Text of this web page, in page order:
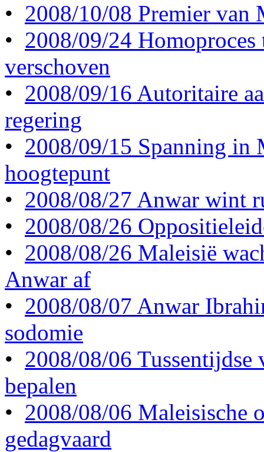
• 2008/10/08 Premier van
• 2008/09/24
verschoven
• 2008/09/16 Autoritaire
regering
• 2008/09/15 Spanning in
hoogtepunt
• 2008/08/27 Anwar wint
• 2008/08/26
• 2008/08/26 Maleisië
Anwar af
• 2008/08/07 Anwar
sodomie
• 2008/08/06
bepalen
• 2008/08/06 Maleisische
gedagvaard